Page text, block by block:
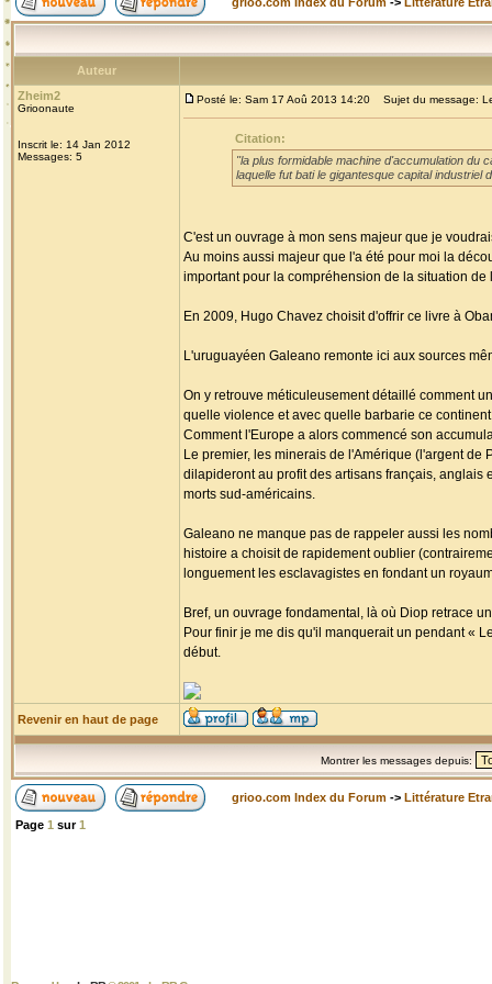
Auteur
Zheim2
Grioonaute
Inscrit le: 14 Jan 2012
Messages: 5
Posté le: Sam 17 Aoû 2013 14:20 Sujet du message:
Citation:
"la plus formidable machine d'accumulation du
laquelle fut bati le gigantesque capital industriel
C'est un ouvrage à mon sens majeur que je
Au moins aussi majeur que l'a été pour moi la
important pour la compréhension de la situation
En 2009, Hugo Chavez choisit d'offrir ce livre à
L'uruguayéen Galeano remonte ici aux sources
On y retrouve méticuleusement détaillé comment
quelle violence et avec quelle barbarie ce
Comment l'Europe a alors commencé son
Le premier, les minerais de l'Amérique (l'argent
dilapideront au profit des artisans français,
morts sud-américains.
Galeano ne manque pas de rappeler aussi les
histoire a choisit de rapidement oublier
longuement les esclavagistes en fondant un
Bref, un ouvrage fondamental, là où Diop retrace
Pour finir je me dis qu'il manquerait un pendant «
début.
Revenir en haut de page
Montrer les messages depuis:
grioo.com Index du Forum -> Littérature
Page 1 sur1